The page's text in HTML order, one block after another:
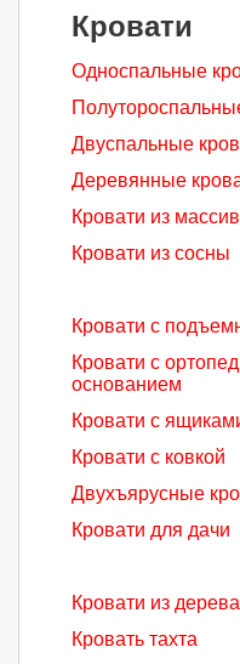
Кровати
Односпальные
Двуспальные
Деревянные
Кровати из
Кровати из сосны
Кровати с
Кровати с
основанием
Кровати с
Кровати с ковкой
Двухъярусные
Кровати для дачи
Кровати из дерева
Кровать тахта